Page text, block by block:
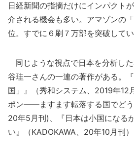
日経新聞の指摘だけにインパクト
介される機会も多い。アマゾンの
位。すでに６刷７万部を突破してい
同じような視点で日本を分析し
谷珪一さんの一連の著作がある。
国」』（秀和システム、2019年12
ポン――ますます転落する国でどう
20年5月刊)、『日本は小国になる
い』（KADOKAWA、20年10月刊）